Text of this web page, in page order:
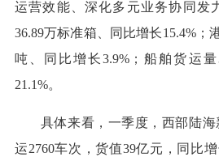
运营效能、深化多元业务协同发
36.89万标准箱、同比增长15.4%；
吨、同比增长3.9%；船舶货运
21.1%。
具体来看，一季度，西部陆
运2760车次，货值39亿元，同比